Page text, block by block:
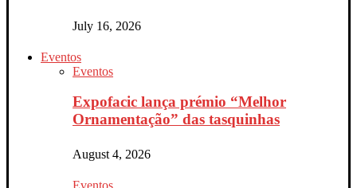
July 16, 2026
Eventos
Eventos
Expofacic lança prémio “Melhor
Ornamentação” das tasquinhas
August 4, 2026
Eventos